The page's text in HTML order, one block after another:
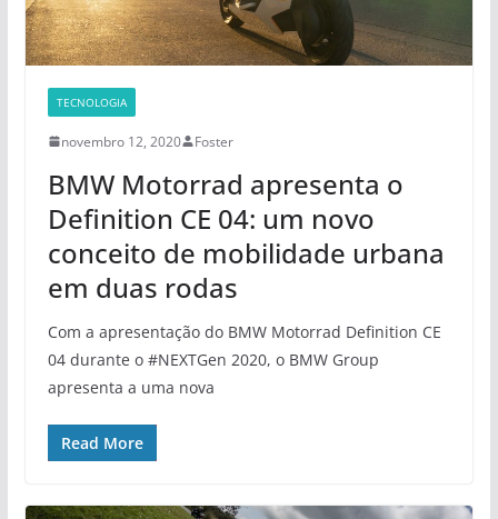
TECNOLOGIA
novembro 12, 2020 Foster
BMW Motorrad apresenta o
Definition CE 04: um novo
conceito de mobilidade urbana
em duas rodas
Com a apresentação do BMW Motorrad Definition CE
04 durante o #NEXTGen 2020, o BMW Group
apresenta a uma nova
Read More